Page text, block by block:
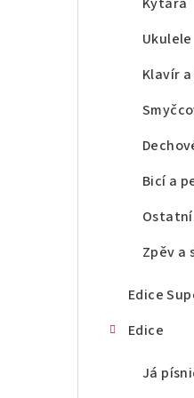
Ukulele
Klavír
Bicí a
Zpěv a
Edice
Edice
Já